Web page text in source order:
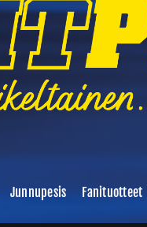
Junnupesis Fanituotteet